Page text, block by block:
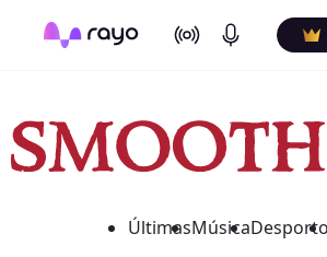
On Air Podcasts
ÚltimasMúsicaDesporto